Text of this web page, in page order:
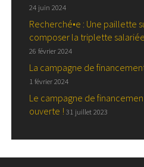
24 juin 2024
Recherché•e : Une paillette
composer la triplette salariée
26 février 2024
La campagne de
1 février 2024
Le campagne de
ouverte ! 31 juillet 2023